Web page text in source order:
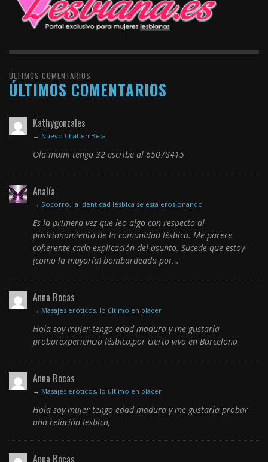
ÚLTIMOS COMENTARIOS
ÚLTIMOS COMENTARIOS
Kathygonzales
→ Nuevo Chat en Beta
Ola mami tengo 32 escribe al 65078415
Analía
→ Socorro, la identidad lésbica se está erosionando
Es la primera vez que leo algo con respecto al
posicionamiento de la comunidad lésbica. Me parece
coherente cada explicación del asunto. Sucede que estoy
(como la mayoría) bombardeada por…
Anna Rocas
→ Masajes eróticos, lo último en placer
Hola soy mujer tengo edad madura y me gustaría
probarexperiencia lésbica,por cierto vivo en Barcelona
Anna Rocas
→ Masajes eróticos, lo último en placer
Hola soy mujer tengo edad madura y me gustaría probar
una relación lesbica,